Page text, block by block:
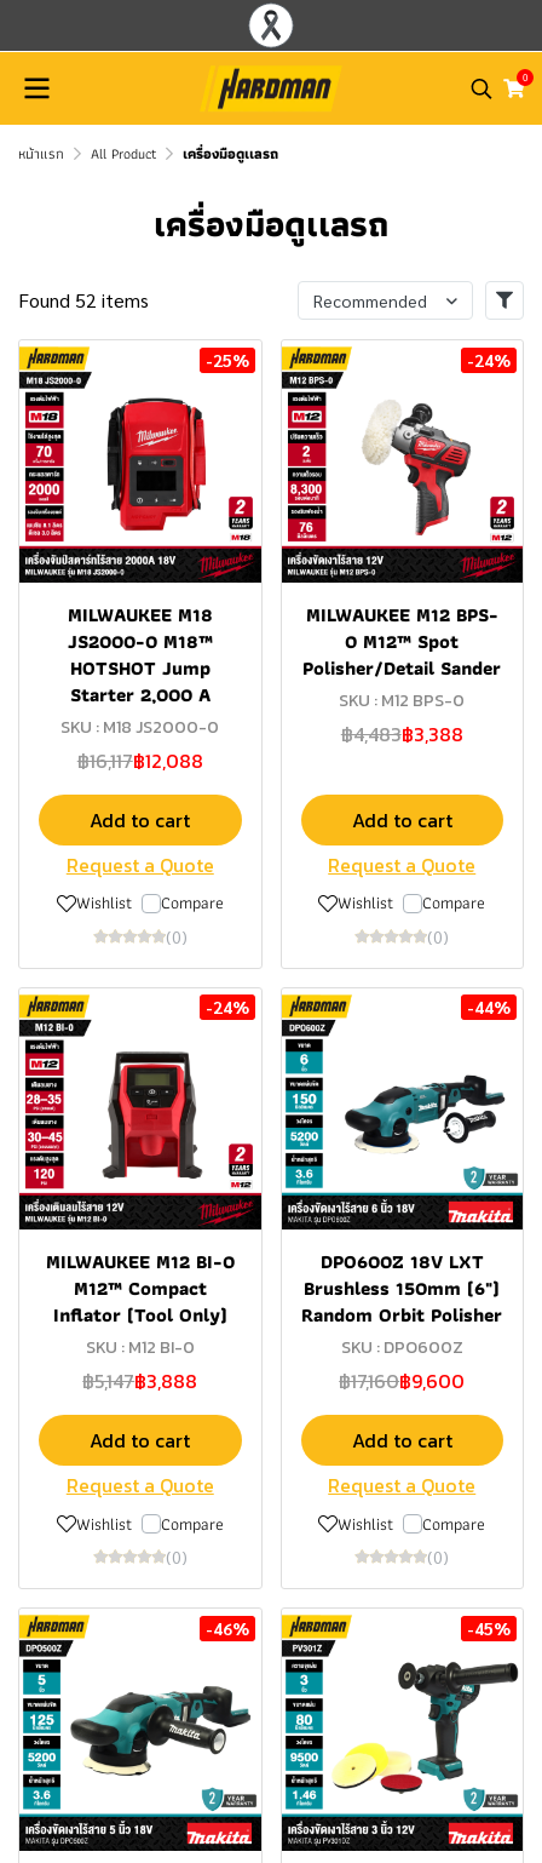
0
หน้าแรก All Product เครื่องมือดูเเลรถ
เครื่องมือดูเเลรถ
Found 52 items Recommended
-25%
MILWAUKEE M18
JS2000-0 M18™
HOTSHOT Jump
Starter 2,000 A
SKU : M18 JS2000-0
฿16,117฿12,088
Add to cart
Request a Quote
Wishlist Compare
(0)
-24%
MILWAUKEE M12 BPS-
0 M12™ Spot
Polisher/Detail Sander
SKU : M12 BPS-0
฿4,483฿3,388
Add to cart
Request a Quote
Wishlist Compare
(0)
-24%
MILWAUKEE M12 BI-0
M12™ Compact
Inflator (Tool Only)
SKU : M12 BI-0
฿5,147฿3,888
Add to cart
Request a Quote
Wishlist Compare
(0)
-44%
DPO600Z 18V LXT
Brushless 150mm (6")
Random Orbit Polisher
SKU : DPO600Z
฿17,160฿9,600
Add to cart
Request a Quote
Wishlist Compare
(0)
-46% -45%